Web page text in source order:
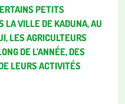
PETITS
LA VILLE DE KADUNA, AU
LES AGRICULTEURS
DE L’ANNÉE, DES
LEURS ACTIVITÉS